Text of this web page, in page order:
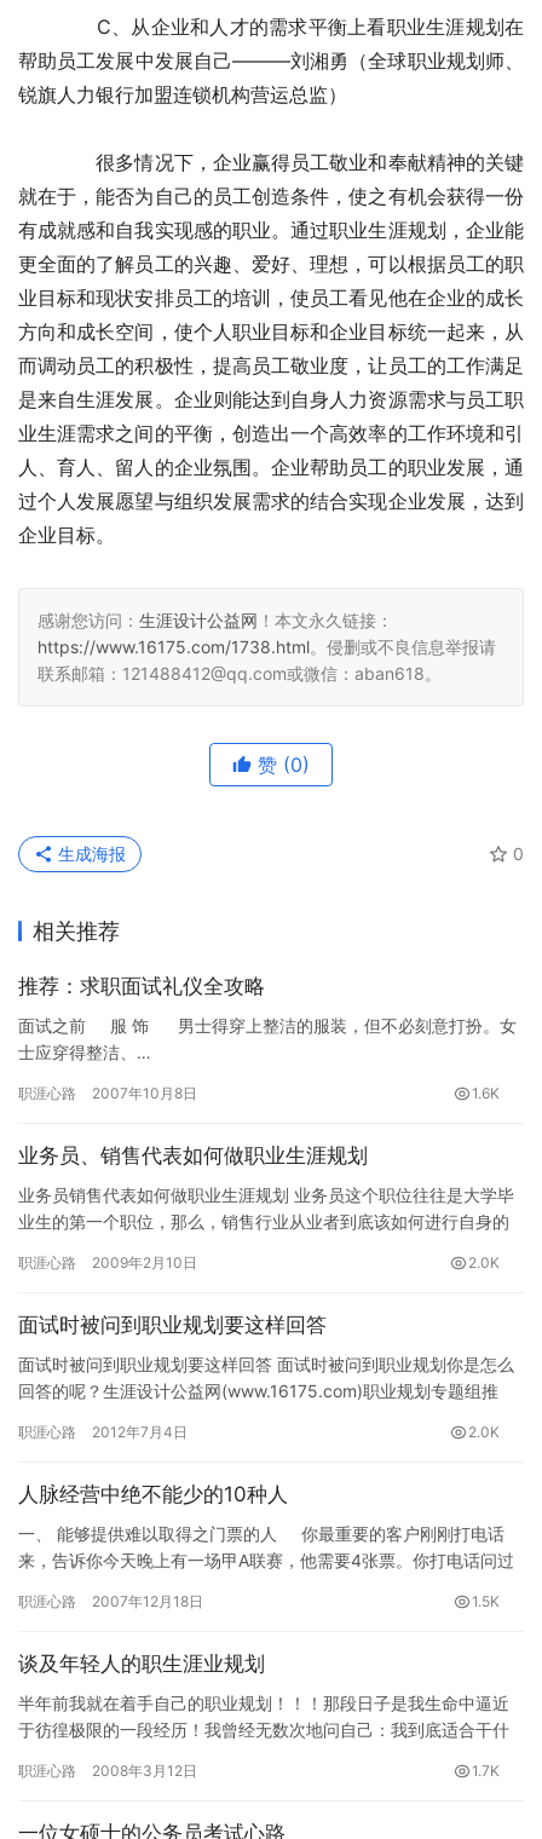
C、从企业和人才的需求平衡上看职业生涯规划在
帮助员工发展中发展自己———刘湘勇（全球职业规划师、
锐旗人力银行加盟连锁机构营运总监）
很多情况下，企业赢得员工敬业和奉献精神的关键
就在于，能否为自己的员工创造条件，使之有机会获得一份
有成就感和自我实现感的职业。通过职业生涯规划，企业能
更全面的了解员工的兴趣、爱好、理想，可以根据员工的职
业目标和现状安排员工的培训，使员工看见他在企业的成长
方向和成长空间，使个人职业目标和企业目标统一起来，从
而调动员工的积极性，提高员工敬业度，让员工的工作满足
是来自生涯发展。企业则能达到自身人力资源需求与员工职
业生涯需求之间的平衡，创造出一个高效率的工作环境和引
人、育人、留人的企业氛围。企业帮助员工的职业发展，通
过个人发展愿望与组织发展需求的结合实现企业发展，达到
企业目标。
感谢您访问： 生涯设计公益网 ！本文永久链接：
https://www.16175.com/1738.html。侵删或不良信息举报请
联系邮箱：121488412@qq.com或微信：aban618。
赞 (0)
0
生成海报
相关推荐
推荐：求职面试礼仪全攻略
面试之前 服 饰 男士得穿上整洁的服装，但不必刻意打扮。女
士应穿得整洁、…
职涯心路 2007年10月8日 1.6K
业务员、销售代表如何做职业生涯规划
业务员销售代表如何做职业生涯规划 业务员这个职位往往是大学毕
业生的第一个职位，那么，销售行业从业者到底该如何进行自身的
职涯心路 2009年2月10日 2.0K
面试时被问到职业规划要这样回答
面试时被问到职业规划要这样回答 面试时被问到职业规划你是怎么
回答的呢？生涯设计公益网(www.16175.com)职业规划专题组推
职涯心路 2012年7月4日 2.0K
人脉经营中绝不能少的10种人
一、 能够提供难以取得之门票的人 你最重要的客户刚刚打电话
来，告诉你今天晚上有一场甲A联赛，他需要4张票。你打电话问过
职涯心路 2007年12月18日 1.5K
谈及年轻人的职生涯业规划
半年前我就在着手自己的职业规划！！！那段日子是我生命中逼近
于彷徨极限的一段经历！我曾经无数次地问自己：我到底适合干什
职涯心路 2008年3月12日 1.7K
一位女硕士的公务员考试心路